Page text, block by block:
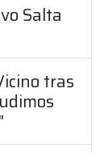
Salta
tras